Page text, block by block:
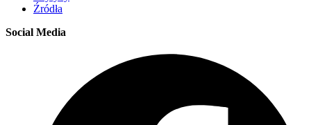
Źródła
Social Media